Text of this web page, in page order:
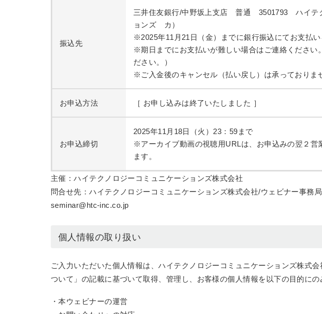
振込先
三井住友銀行/中野坂上支店 普通 3501793 ハイテ
ョンズ カ）
※2025年11月21日（金）までに銀行振込にてお支払い
※期日までにお支払いが難しい場合はご連絡ください
ださい。）
※ご入金後のキャンセル（払い戻し）は承っておりま
お申込方法 ［ お申し込みは終了いたしました ］
お申込締切
2025年11月18日（火）23：59まで
※アーカイブ動画の視聴用URLは、お申込みの翌２営
ます。
主催：ハイテクノロジーコミュニケーションズ株式会社
問合せ先：ハイテクノロジーコミュニケーションズ株式会社/ウェビナー事務
seminar@htc-inc.co.jp
個人情報の取り扱い
ご入力いただいた個人情報は、ハイテクノロジーコミュニケーションズ株式
ついて」の記載に基づいて取得、管理し、お客様の個人情報を以下の目的にの
・本ウェビナーの運営